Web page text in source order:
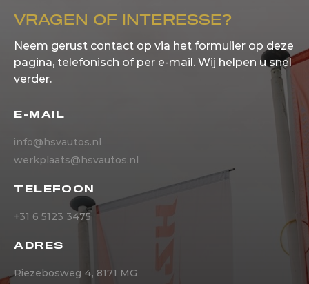
VRAGEN OF INTERESSE?
Neem gerust contact op via het formulier op deze
pagina, telefonisch of per e-mail. Wij helpen u snel
verder.
E-MAIL
info@hsvautos.nl
werkplaats@hsvautos.nl
TELEFOON
+31 6 5123 3475
ADRES
Riezebosweg 4, 8171 MG